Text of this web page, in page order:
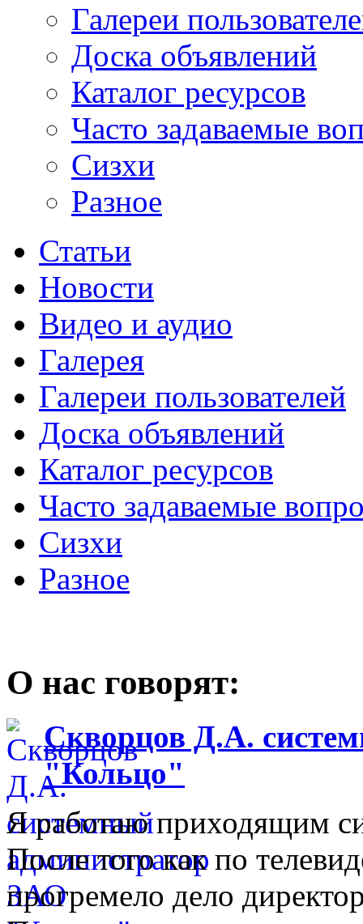
Галереи
Доска объявлений
Каталог ресурсов
Часто задаваемые
Сизхи
Разное
Статьи
Новости
Видео и аудио
Галерея
Галереи пользователей
Доска объявлений
Каталог ресурсов
Часто задаваемые
Сизхи
Разное
О нас говорят:
Скворцов Д.А.
"Кольцо"
Я работаю приходящим
После того как по
прогремело дело